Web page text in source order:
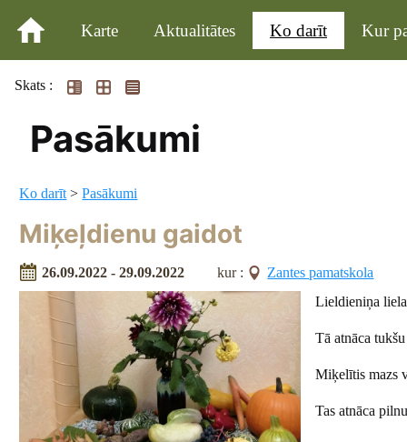
Karte Aktualitātes Ko darīt Kur
Skats :
Pasākumi
Ko darīt >Pasākumi
Miķeļdienu gaidot
26.09.2022 - 29.09.2022 kur :
Zantes pamatskola
Lieldieniņa
Tā atnāca
Miķelītis mazs
Tas atnāca